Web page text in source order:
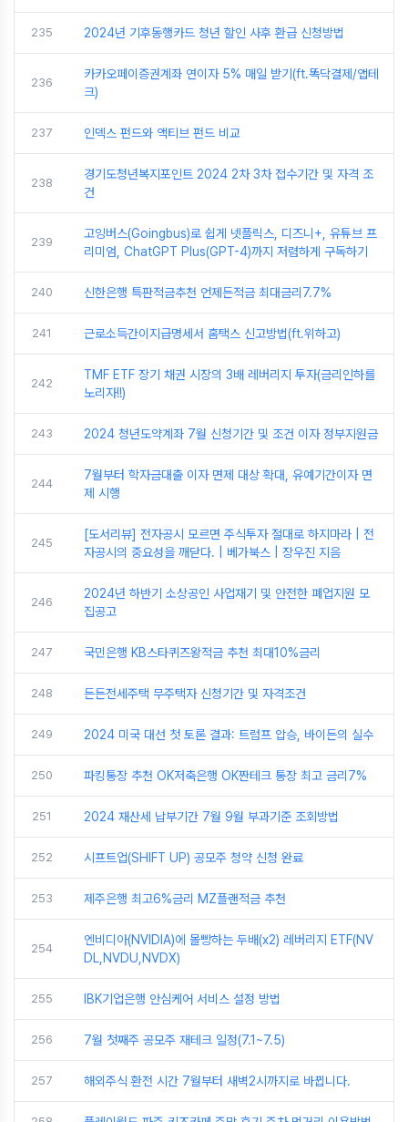
235 2024년 기후동행카드 청년 할인 사후 환급 신청방법
236
카카오페이증권계좌 연이자 5% 매일 받기(ft.똑닥결제/앱테
크)
237 인덱스 펀드와 액티브 펀드 비교
238
경기도청년복지포인트 2024 2차 3차 접수기간 및 자격 조
건
239
고잉버스(Goingbus)로 쉽게 넷플릭스, 디즈니+, 유튜브 프
리미엄, ChatGPT Plus(GPT-4)까지 저렴하게 구독하기
240 신한은행 특판적금추천 언제든적금 최대금리7.7%
241 근로소득간이지급명세서 홈택스 신고방법(ft.위하고)
242
TMF ETF 장기 채권 시장의 3배 레버리지 투자(금리인하를
노리자!!)
243 2024 청년도약계좌 7월 신청기간 및 조건 이자 정부지원금
244
7월부터 학자금대출 이자 면제 대상 확대, 유예기간이자 면
제 시행
245
[도서리뷰] 전자공시 모르면 주식투자 절대로 하지마라 | 전
자공시의 중요성을 깨닫다. | 베가북스 | 장우진 지음
246
2024년 하반기 소상공인 사업재기 및 안전한 폐업지원 모
집공고
247 국민은행 KB스타퀴즈왕적금 추천 최대10%금리
248 든든전세주택 무주택자 신청기간 및 자격조건
249 2024 미국 대선 첫 토론 결과: 트럼프 압승, 바이든의 실수
250 파킹통장 추천 OK저축은행 OK짠테크 통장 최고 금리7%
251 2024 재산세 납부기간 7월 9월 부과기준 조회방법
252 시프트업(SHIFT UP) 공모주 청약 신청 완료
253 제주은행 최고6%금리 MZ플랜적금 추천
254
엔비디아(NVIDIA)에 몰빵하는 두배(x2) 레버리지 ETF(NV
DL,NVDU,NVDX)
255 IBK기업은행 안심케어 서비스 설정 방법
256 7월 첫째주 공모주 재테크 일정(7.1~7.5)
257 해외주식 환전 시간 7월부터 새벽2시까지로 바뀝니다.